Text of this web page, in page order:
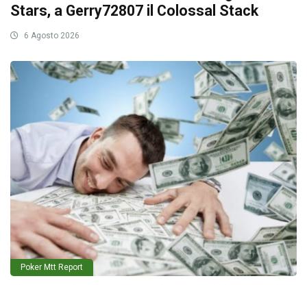
Stars, a Gerry72807 il Colossal Stack
6 Agosto 2026
Poker Mtt Report